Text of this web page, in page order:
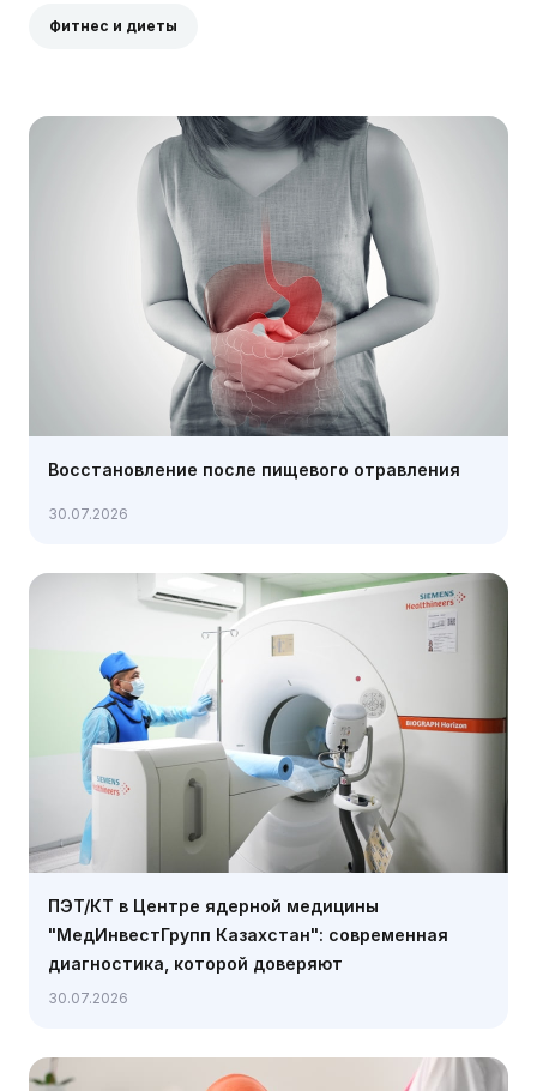
Фитнес и диеты
Восстановление после пищевого отравления
30.07.2026
ПЭТ/КТ в Центре ядерной медицины
"МедИнвестГрупп Казахстан": современная
диагностика, которой доверяют
30.07.2026